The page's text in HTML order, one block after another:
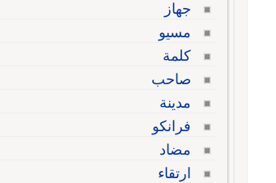
جهاز
مسيو
كلمة
صاحب
مدينة
فرانكو
مضاد
ارتقاء